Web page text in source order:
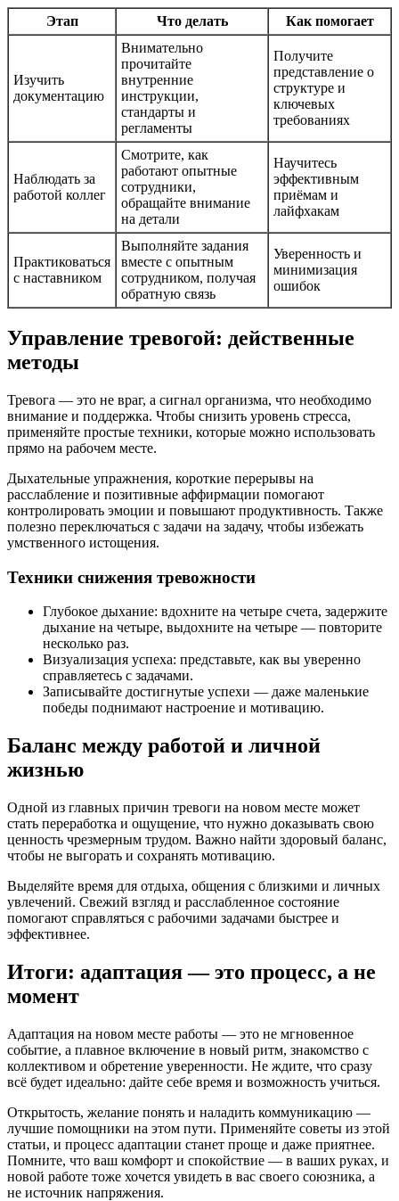
Этап Что делать Как помогает
Изучить
документацию
Внимательно
прочитайте
внутренние
инструкции,
стандарты и
регламенты
Получите
представление о
структуре и
ключевых
требованиях
Наблюдать за
работой коллег
Смотрите, как
работают опытные
сотрудники,
обращайте внимание
на детали
Научитесь
эффективным
приёмам и
лайфхакам
Практиковаться
с наставником
Выполняйте задания
вместе с опытным
сотрудником, получая
обратную связь
Уверенность и
минимизация
ошибок
Управление тревогой: действенные
методы
Тревога — это не враг, а сигнал организма, что необходимо
внимание и поддержка. Чтобы снизить уровень стресса,
применяйте простые техники, которые можно использовать
прямо на рабочем месте.
Дыхательные упражнения, короткие перерывы на
расслабление и позитивные аффирмации помогают
контролировать эмоции и повышают продуктивность. Также
полезно переключаться с задачи на задачу, чтобы избежать
умственного истощения.
Техники снижения тревожности
Глубокое дыхание: вдохните на четыре счета, задержите
дыхание на четыре, выдохните на четыре — повторите
несколько раз.
Визуализация успеха: представьте, как вы уверенно
справляетесь с задачами.
Записывайте достигнутые успехи — даже маленькие
победы поднимают настроение и мотивацию.
Баланс между работой и личной
жизнью
Одной из главных причин тревоги на новом месте может
стать переработка и ощущение, что нужно доказывать свою
ценность чрезмерным трудом. Важно найти здоровый баланс,
чтобы не выгорать и сохранять мотивацию.
Выделяйте время для отдыха, общения с близкими и личных
увлечений. Свежий взгляд и расслабленное состояние
помогают справляться с рабочими задачами быстрее и
эффективнее.
Итоги: адаптация — это процесс, а не
момент
Адаптация на новом месте работы — это не мгновенное
событие, а плавное включение в новый ритм, знакомство с
коллективом и обретение уверенности. Не ждите, что сразу
всё будет идеально: дайте себе время и возможность учиться.
Открытость, желание понять и наладить коммуникацию —
лучшие помощники на этом пути. Применяйте советы из этой
статьи, и процесс адаптации станет проще и даже приятнее.
Помните, что ваш комфорт и спокойствие — в ваших руках, и
новой работе тоже хочется увидеть в вас своего союзника, а
не источник напряжения.